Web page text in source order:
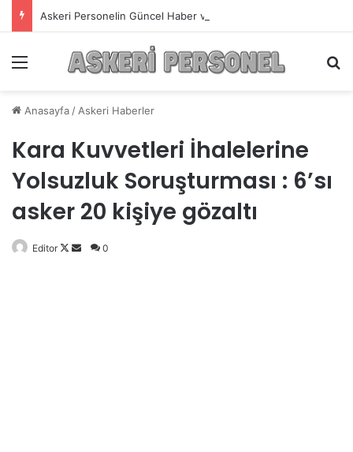
Askeri Personelin Güncel Haber ve Bilgi Sitesi.
Anasayfa / Askeri Haberler
Kara Kuvvetleri İhalelerine
Yolsuzluk Soruşturması : 6’sı
asker 20 kişiye gözaltı
Editor
Follow
Bir
0